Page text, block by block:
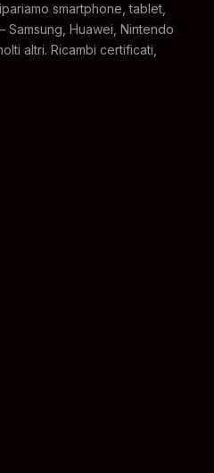
smartphone, tablet,
Huawei, Nintendo
altri. Ricambi certificati,